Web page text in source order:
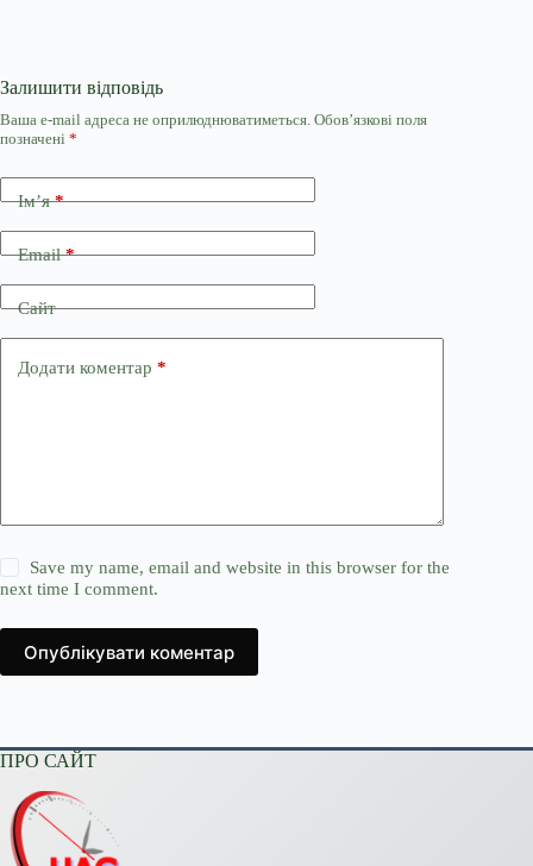
Залишити відповідь
Ваша e-mail адреса не оприлюднюватиметься. Обов’язкові поля
позначені *
Ім’я*
Email*
Сайт
Додати коментар *
Save my name, email and website in this browser for the
next time I comment.
Опублікувати коментар
ПРО САЙТ